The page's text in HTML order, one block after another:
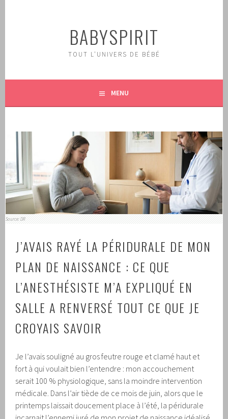
BABYSPIRIT
TOUT L'UNIVERS DE BÉBÉ
MENU
Source: DR
J’AVAIS RAYÉ LA PÉRIDURALE DE MON
PLAN DE NAISSANCE : CE QUE
L’ANESTHÉSISTE M’A EXPLIQUÉ EN
SALLE A RENVERSÉ TOUT CE QUE JE
CROYAIS SAVOIR
Je l’avais souligné au gros feutre rouge et clamé haut et
fort à qui voulait bien l’entendre : mon accouchement
serait 100 % physiologique, sans la moindre intervention
médicale. Dans l’air tiède de ce mois de juin, alors que le
printemps laissait doucement place à l’été, la péridurale